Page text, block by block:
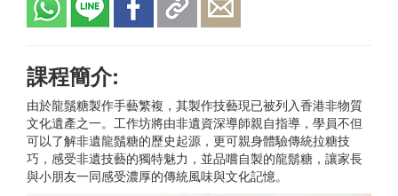
課程簡介:
由於龍鬚糖製作手藝繁複，其製作技藝現已被列入香港非物質
文化遺產之一。工作坊將由非遺資深導師親自指導，學員不但
可以了解非遺龍鬚糖的歷史起源，更可親身體驗傳統拉糖技
巧，感受非遺技藝的獨特魅力，並品嚐自製的龍鬍糖，讓家長
與小朋友一同感受濃厚的傳統風味與文化記憶。